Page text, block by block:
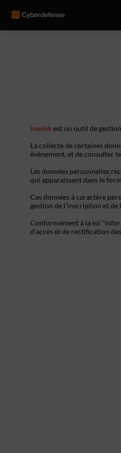
inwink est un outil de
La collecte de certaines
évènement, et de consulter
Les données personnelles
qui apparaissent dans le
Ces données à caractère
gestion de l’inscription et
Conformément à la loi
d'accès et de rectification